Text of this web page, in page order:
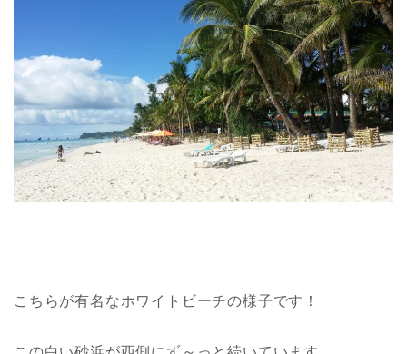
こちらが有名なホワイトビーチの様子です！